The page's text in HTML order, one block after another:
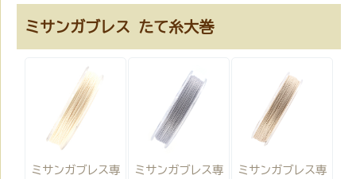
ミサンガブレス たて糸大巻
ミサンガブレス専
ミサンガブレス専
ミサンガブレス専